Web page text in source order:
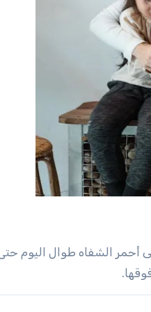
أحمر الشفاه طوال اليوم